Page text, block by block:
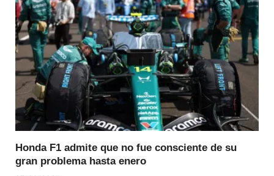
Honda F1 admite que no fue consciente de su
gran problema hasta enero